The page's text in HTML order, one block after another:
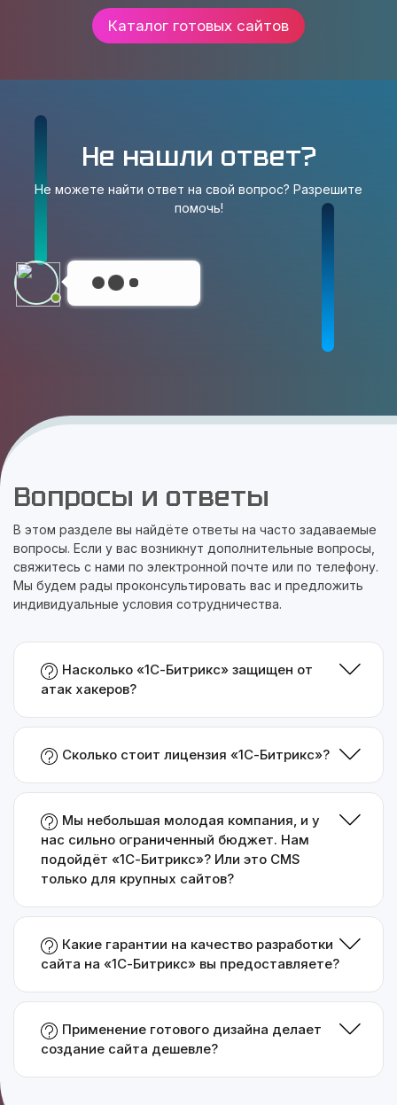
Каталог готовых сайтов
Не нашли ответ?
Не можете найти ответ на свой вопрос? Разрешите
помочь!
Вопросы и ответы
В этом разделе вы найдёте ответы на часто задаваемые
вопросы. Если у вас возникнут дополнительные вопросы,
свяжитесь с нами по электронной почте или по телефону.
Мы будем рады проконсультировать вас и предложить
индивидуальные условия сотрудничества.
Насколько «1С-Битрикс» защищен от
атак хакеров?
Сколько стоит лицензия «1С-Битрикс»?
Мы небольшая молодая компания, и у
нас сильно ограниченный бюджет. Нам
подойдёт «1С-Битрикс»? Или это CMS
только для крупных сайтов?
Какие гарантии на качество разработки
сайта на «1С-Битрикс» вы предоставляете?
Применение готового дизайна делает
создание сайта дешевле?